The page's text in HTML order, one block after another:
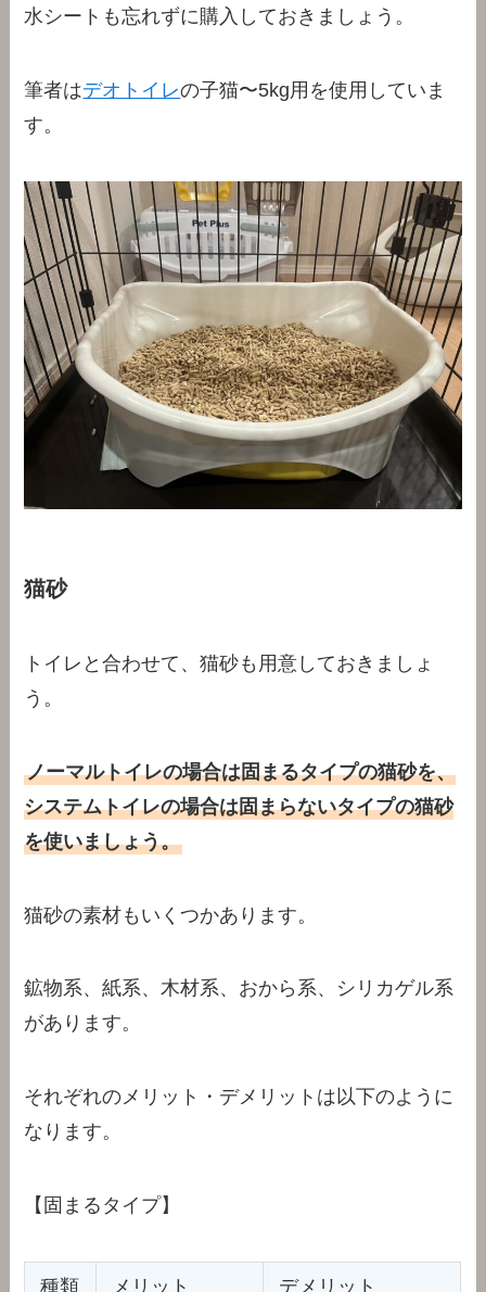
水シートも忘れずに購入しておきましょう。
筆者はデオトイレの子猫〜5kg用を使用していま
す。
猫砂
トイレと合わせて、猫砂も用意しておきましょ
う。
ノーマルトイレの場合は固まるタイプの猫砂を、
システムトイレの場合は固まらないタイプの猫砂
を使いましょう。
猫砂の素材もいくつかあります。
鉱物系、紙系、木材系、おから系、シリカゲル系
があります。
それぞれのメリット・デメリットは以下のように
なります。
【固まるタイプ】
種類 メリット デメリット